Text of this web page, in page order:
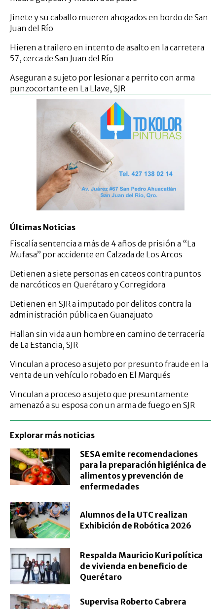
Jinete y su caballo mueren ahogados en bordo de San
Juan del Río
Hieren a trailero en intento de asalto en la carretera
57, cerca de San Juan del Río
Aseguran a sujeto por lesionar a perrito con arma
punzocortante en La Llave, SJR
Últimas Noticias
Fiscalía sentencia a más de 4 años de prisión a “La
Mufasa” por accidente en Calzada de Los Arcos
Detienen a siete personas en cateos contra puntos
de narcóticos en Querétaro y Corregidora
Detienen en SJR a imputado por delitos contra la
administración pública en Guanajuato
Hallan sin vida a un hombre en camino de terracería
de La Estancia, SJR
Vinculan a proceso a sujeto por presunto fraude en la
venta de un vehículo robado en El Marqués
Vinculan a proceso a sujeto que presuntamente
amenazó a su esposa con un arma de fuego en SJR
Explorar más noticias
SESA emite recomendaciones
para la preparación higiénica de
alimentos y prevención de
enfermedades
Alumnos de la UTC realizan
Exhibición de Robótica 2026
Respalda Mauricio Kuri política
de vivienda en beneficio de
Querétaro
Supervisa Roberto Cabrera